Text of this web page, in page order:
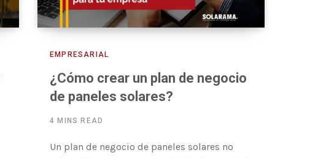
EMPRESARIAL
¿Cómo crear un plan de negocio
de paneles solares?
4 MINS READ
Un plan de negocio de paneles solares no